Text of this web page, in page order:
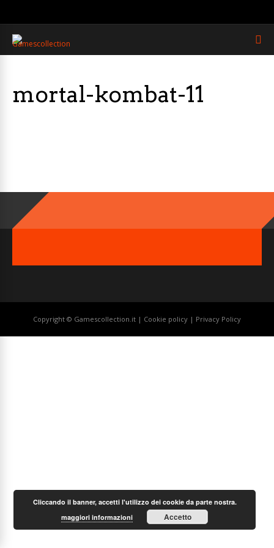
mortal-kombat-11
Copyright © Gamescollection.it | Cookie policy | Privacy Policy
Cliccando il banner, accetti l'utilizzo dei cookie da parte nostra.
maggiori informazioni
Accetto